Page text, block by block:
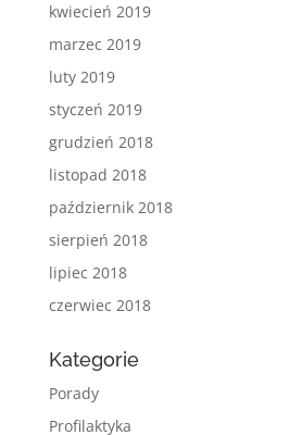
kwiecień 2019
marzec 2019
luty 2019
styczeń 2019
grudzień 2018
listopad 2018
październik 2018
sierpień 2018
lipiec 2018
czerwiec 2018
Kategorie
Porady
Profilaktyka